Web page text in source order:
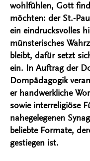
wohlfühlen, Gott
möchten: der St.-
ein eindrucksvolles
münsterisches
bleibt, dafür setzt
ein. In Auftrag der
Dompädagogik
er handwerkliche
sowie interreligiöse
nahegelegenen
beliebte Formate,
gestiegen ist.